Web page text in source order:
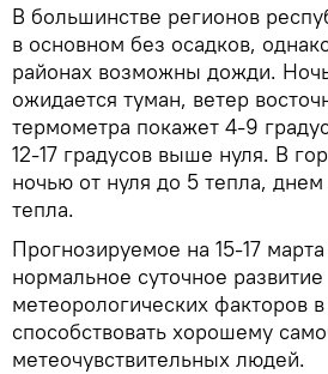
В большинстве регионов
в основном без осадков,
районах возможны дожди.
ожидается туман, ветер
термометра покажет 4-9
12-17 градусов выше нуля. В
ночью от нуля до 5 тепла, днем
тепла.
Прогнозируемое на 15-17
нормальное суточное развитие
метеорологических факторов
способствовать хорошему
метеочувствительных людей.